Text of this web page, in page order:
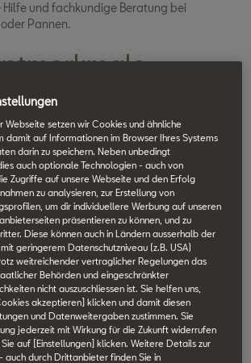
und fachkundige Beratung bei
Pannen.
Setzt sich nach einem Unfall
mit den Rettungsdiensten in
und teilt Ihren Standort mit.
Verbindet sich sofort mit
Pannenzentrale über das System
Sie den
von
Webseite setzen wir Cookies und ähnliche
damit auf Informationen im Browser Ihres Systems
darin zu speichern. Neben unbedingt
auch optionale Technologien - auch von
Zugriffe auf unsere Webseite und den Erfolg
zu analysieren, zur Erstellung von
um dir individuellere Werbung auf unseren
präsentieren zu können, und zu
Diese können auch in Ländern ausserhalb der
geringerem Datenschutzniveau (z.B. USA)
weitreichender vertraglicher Regelungen das
Behörden und eingeschränkter
nicht auszuschliessen ist. Sie helfen uns,
akzeptieren] klicken und damit diesen
und Datenweitergaben zustimmen. Sie
jederzeit mit Wirkung für die Zukunft widerrufen
auf [Einstellungen] klicken. Weitere Details zur
durch Drittanbieter finden Sie in